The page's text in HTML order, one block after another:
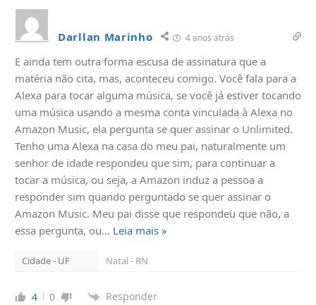
Darllan Marinho 4 anos atrás
E ainda tem outra forma escusa de assinatura que a
matéria não cita, mas, aconteceu comigo. Você fala para a
Alexa para tocar alguma música, se você já estiver tocando
uma música usando a mesma conta vinculada à Alexa no
Amazon Music, ela pergunta se quer assinar o Unlimited.
Tenho uma Alexa na casa do meu pai, naturalmente um
senhor de idade respondeu que sim, para continuar a
tocar a música, ou seja, a Amazon induz a pessoa a
responder sim quando perguntado se quer assinar o
Amazon Music. Meu pai disse que respondeu que não, a
essa pergunta, ou… Leia mais »
Cidade - UF Natal - RN
4 0 Responder